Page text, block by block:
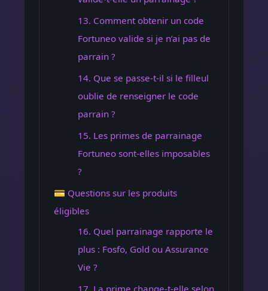
13. Comment obtenir un code
Fortuneo valide si je n’ai pas de
parrain ?
14. Que se passe-t-il si le filleul
oublie de renseigner le code
parrain ?
15. Les primes de parrainage
Fortuneo sont-elles imposables
?
💳 Questions sur les produits
éligibles
16. Quel parrainage rapporte le
plus : Fosfo, Gold ou Assurance
Vie ?
17. La prime change-t-elle selon